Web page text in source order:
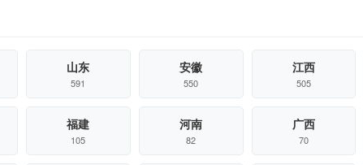
山东
591
安徽
550
江西
505
福建
105
河南
82
广西
70